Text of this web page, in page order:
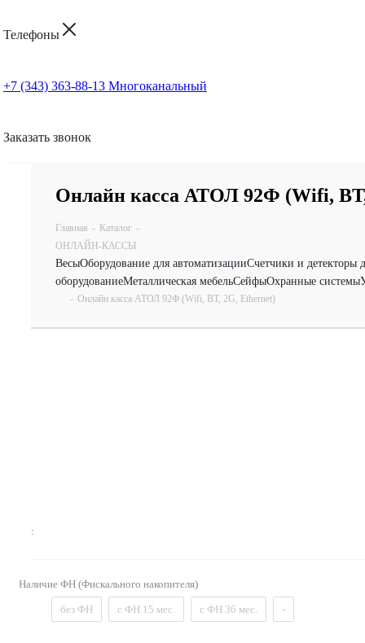
Телефоны
+7 (343) 363-88-13 Многоканальный
Заказать звонок
Онлайн касса АТОЛ 92Ф (Wifi,
Главная - Каталог -
ОНЛАЙН-КАССЫ
ВесыОборудование для автоматизацииСчетчики и детекторы
оборудованиеМеталлическая мебельСейфыОхранные системы
- Онлайн касса АТОЛ 92Ф (Wifi, BT, 2G, Ethernet)
:
Наличие ФН (Фискального накопителя)
без ФН с ФН 15 мес. с ФН 36 мес. -